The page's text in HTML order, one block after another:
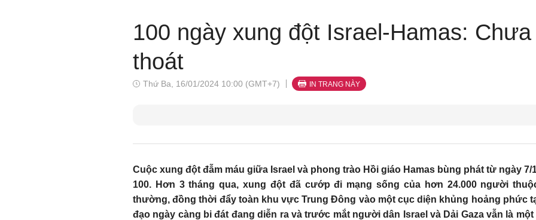
100 ngày xung đột Israel-Hamas:
thoát
Thứ Ba, 16/01/2024 10:00 (GMT+7) IN TRANG NÀY
Cuộc xung đột đẫm máu giữa Israel và phong trào Hồi giáo Hamas bùng phát từ ngày
100. Hơn 3 tháng qua, xung đột đã cướp đi mạng sống của hơn 24.000 người
thường, đồng thời đẩy toàn khu vực Trung Đông vào một cục diện khủng hoảng phức
đạo ngày càng bi đát đang diễn ra và trước mắt người dân Israel và Dải Gaza vẫn là